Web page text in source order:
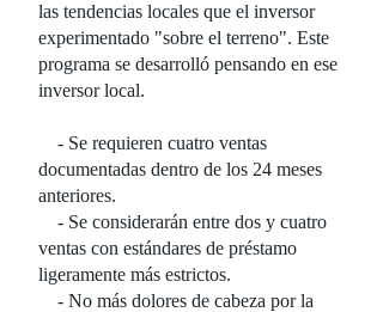
las tendencias locales que el inversor
experimentado "sobre el terreno". Este
programa se desarrolló pensando en ese
inversor local.
- Se requieren cuatro ventas
documentadas dentro de los 24 meses
anteriores.
- Se considerarán entre dos y cuatro
ventas con estándares de préstamo
ligeramente más estrictos.
- No más dolores de cabeza por la